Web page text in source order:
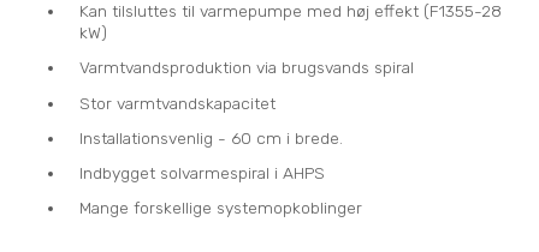
Kan tilsluttes til varmepumpe med høj effekt (F1355-28
kW)
Varmtvandsproduktion via brugsvands spiral
Stor varmtvandskapacitet
Installationsvenlig - 60 cm i brede.
Indbygget solvarmespiral i AHPS
Mange forskellige systemopkoblinger